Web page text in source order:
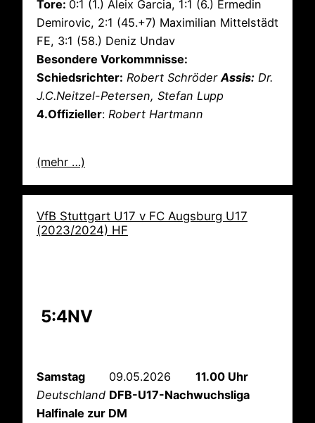
Tore: 0:1 (1.) Aleix Garcia, 1:1 (6.) Ermedin
Demirovic, 2:1 (45.+7) Maximilian Mittelstädt
FE, 3:1 (58.) Deniz Undav
Besondere Vorkommnisse:
Schiedsrichter: Robert Schröder Assis: Dr.
J.C.Neitzel-Petersen, Stefan Lupp
4.Offizieller: Robert Hartmann
(mehr …)
VfB Stuttgart U17 v FC Augsburg U17
(2023/2024) HF
5:4NV
Samstag 09.05.2026 11.00 Uhr
Deutschland DFB-U17-Nachwuchsliga
Halfinale zur DM